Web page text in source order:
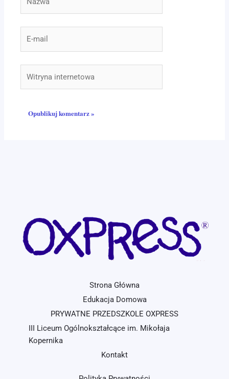
mail
internetowa
Strona Główna
Edukacja Domowa
PRYWATNE PRZEDSZKOLE OXPRESS
III Liceum Ogólnokształcące im. Mikołaja
Kopernika
Kontakt